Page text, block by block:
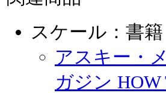
スケール：書籍
アスキー・
ガジン